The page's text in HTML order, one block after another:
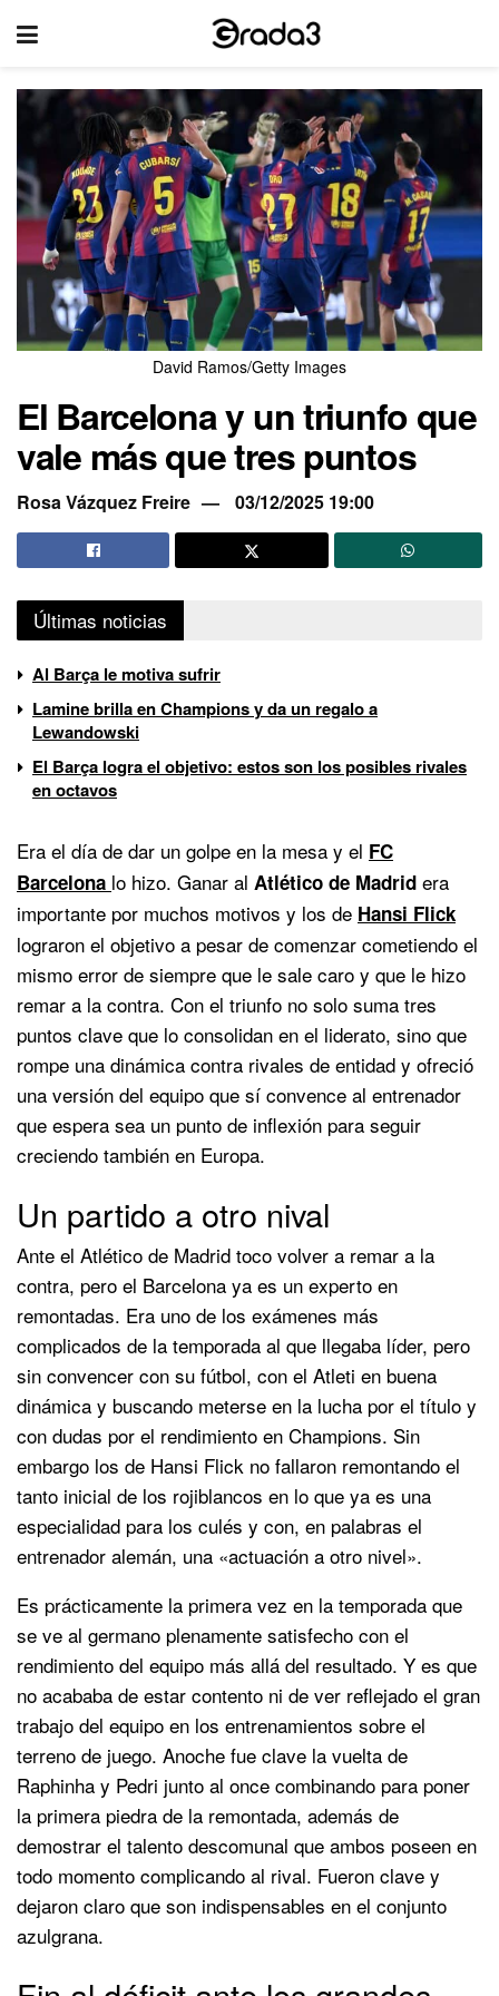
David Ramos/Getty Images
El Barcelona y un triunfo que
vale más que tres puntos
Rosa Vázquez Freire 03/12/2025 19:00
Últimas noticias
Al Barça le motiva sufrir
Lamine brilla en Champions y da un regalo a
Lewandowski
El Barça logra el objetivo: estos son los posibles rivales
en octavos
Era el día de dar un golpe en la mesa y el FC
Barcelona lo hizo. Ganar al Atlético de Madrid era
importante por muchos motivos y los de Hansi Flick
lograron el objetivo a pesar de comenzar cometiendo el
mismo error de siempre que le sale caro y que le hizo
remar a la contra. Con el triunfo no solo suma tres
puntos clave que lo consolidan en el liderato, sino que
rompe una dinámica contra rivales de entidad y ofreció
una versión del equipo que sí convence al entrenador
que espera sea un punto de inflexión para seguir
creciendo también en Europa.
Un partido a otro nival
Ante el Atlético de Madrid toco volver a remar a la
contra, pero el Barcelona ya es un experto en
remontadas. Era uno de los exámenes más
complicados de la temporada al que llegaba líder, pero
sin convencer con su fútbol, con el Atleti en buena
dinámica y buscando meterse en la lucha por el título y
con dudas por el rendimiento en Champions. Sin
embargo los de Hansi Flick no fallaron remontando el
tanto inicial de los rojiblancos en lo que ya es una
especialidad para los culés y con, en palabras el
entrenador alemán, una «actuación a otro nivel».
Es prácticamente la primera vez en la temporada que
se ve al germano plenamente satisfecho con el
rendimiento del equipo más allá del resultado. Y es que
no acababa de estar contento ni de ver reflejado el gran
trabajo del equipo en los entrenamientos sobre el
terreno de juego. Anoche fue clave la vuelta de
Raphinha y Pedri junto al once combinando para poner
la primera piedra de la remontada, además de
demostrar el talento descomunal que ambos poseen en
todo momento complicando al rival. Fueron clave y
dejaron claro que son indispensables en el conjunto
azulgrana.